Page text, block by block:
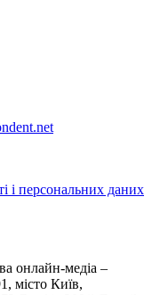
і персональних даних
онлайн-медіа –
місто Київ,